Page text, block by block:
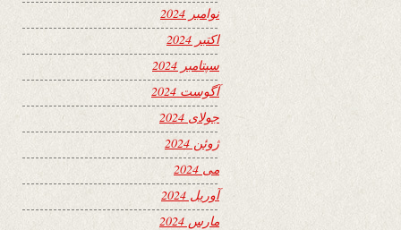
نوامبر 2024
اکتبر 2024
سپتامبر 2024
آگوست 2024
جولای 2024
ژوئن 2024
می 2024
آوریل 2024
مارس 2024